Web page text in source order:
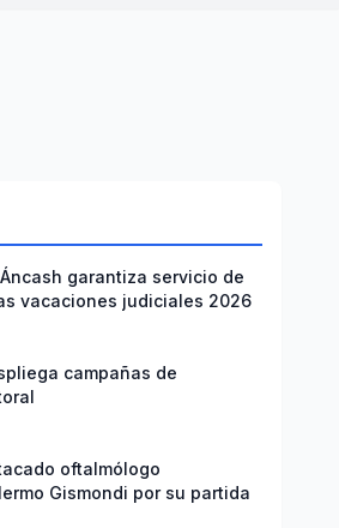
garantiza servicio de
vacaciones judiciales 2026
campañas de
oftalmólogo
Guillermo Gismondi por su partida